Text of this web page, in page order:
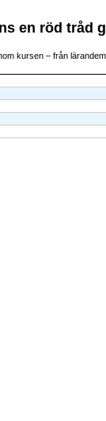
en röd tråd
kursen – från